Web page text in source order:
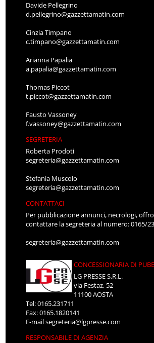
Davide Pellegrino
d.pellegrino@gazzettamatin.com
Cinzia Timpano
c.timpano@gazzettamatin.com
Arianna Papalia
a.papalia@gazzettamatin.com
Thomas Piccot
t.piccot@gazzettamatin.com
Fausto Vassoney
f.vassoney@gazzettamatin.com
SEGRETERIA
Roberta Prodoti
segreteria@gazzettamatin.com
Stefania Muscolo
segreteria@gazzettamatin.com
CONTATTACI
Per pubblicazione annunci, necrologi,
contattare la segreteria al numero: 0165/
segreteria@gazzettamatin.com
CONCESSIONARIA DI
LG PRESSE S.R.L.
via Festaz, 52
11100 AOSTA
Tel: 0165.231711
Fax: 0165.1820141
E-mailsegreteria@lgpresse.com
RESPONSABILE DI AGENZIA